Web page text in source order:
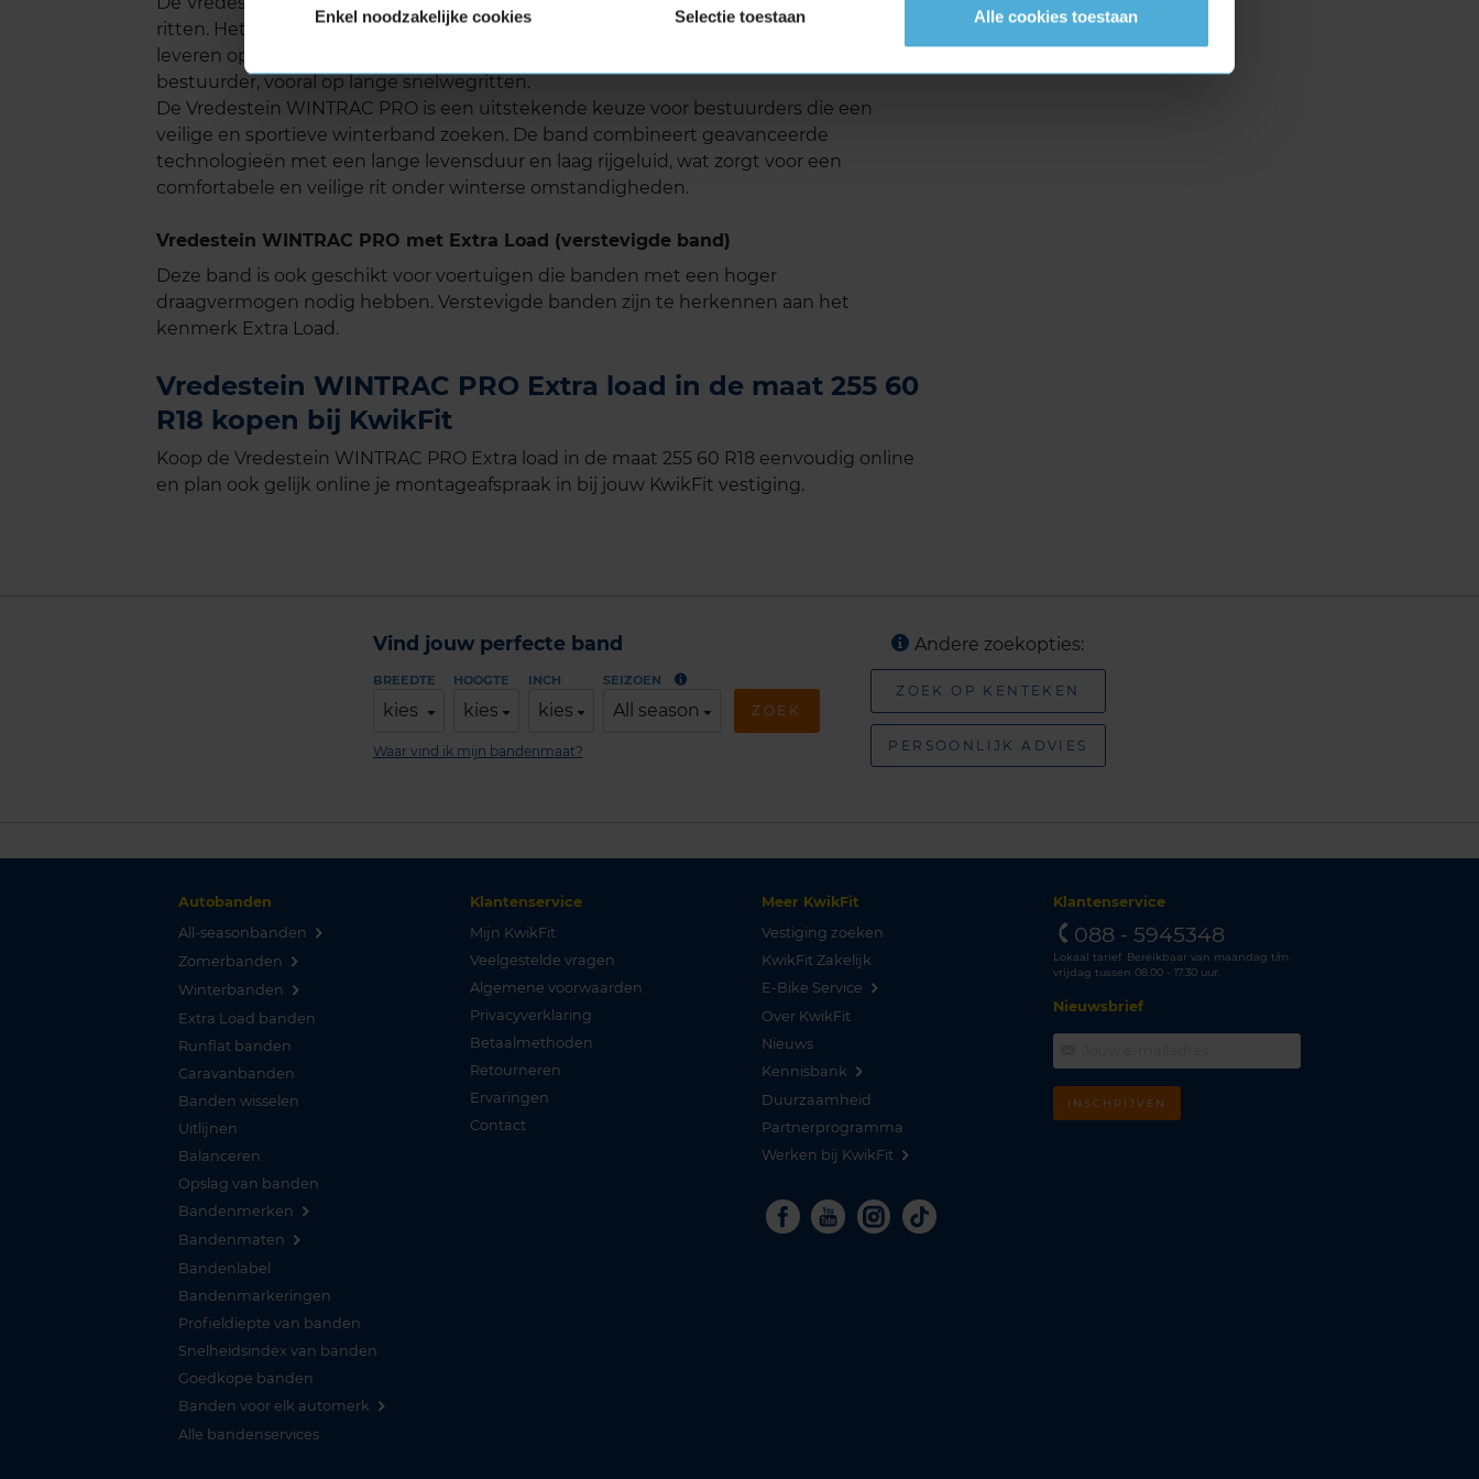
Enkel noodzakelijke cookies Selectie toestaan Alle cookies toestaan
ritten. Het profielontwerp is geoptimaliseerd om rijgeluid te verminderen, zonder in te
leveren op grip of veiligheid. Dit lage geluidsniveau draagt bij aan het comfort van de
bestuurder, vooral op lange snelwegritten.
De Vredestein WINTRAC PRO is een uitstekende keuze voor bestuurders die een
veilige en sportieve winterband zoeken. De band combineert geavanceerde
technologieën met een lange levensduur en laag rijgeluid, wat zorgt voor een
comfortabele en veilige rit onder winterse omstandigheden.
Vredestein WINTRAC PRO met Extra Load (verstevigde band)
Deze band is ook geschikt voor voertuigen die banden met een hoger
draagvermogen nodig hebben. Verstevigde banden zijn te herkennen aan het
kenmerk Extra Load.
Vredestein WINTRAC PRO Extra load in de maat 255 60
R18 kopen bij KwikFit
Koop de Vredestein WINTRAC PRO Extra load in de maat 255 60 R18 eenvoudig online
en plan ook gelijk online je montageafspraak in bij jouw KwikFit vestiging.
Vind jouw perfecte band
BREEDTE
kies
HOOGTE
kies
INCH
kies
SEIZOEN
All season ZOEK
Waar vind ik mijn bandenmaat?
Andere zoekopties:
ZOEK OP KENTEKEN
PERSOONLIJK ADVIES
Autobanden
All-seasonbanden
Zomerbanden
Winterbanden
Extra Load banden
Runflat banden
Caravanbanden
Banden wisselen
Uitlijnen
Balanceren
Opslag van banden
Bandenmerken
Bandenmaten
Bandenlabel
Bandenmarkeringen
Profieldiepte van banden
Snelheidsindex van banden
Goedkope banden
Banden voor elk automerk
Alle bandenservices
Klantenservice
Mijn KwikFit
Veelgestelde vragen
Algemene voorwaarden
Privacyverklaring
Betaalmethoden
Retourneren
Ervaringen
Contact
Meer KwikFit
Vestiging zoeken
KwikFit Zakelijk
E-Bike Service
Over KwikFit
Nieuws
Kennisbank
Duurzaamheid
Partnerprogramma
Werken bij KwikFit
Facebook
YoutubeInstagram
Tiktok
Klantenservice
088 - 5945348
Lokaal tarief. Bereikbaar van maandag t/m
vrijdag tussen 08.00 - 17.30 uur.
Nieuwsbrief
INSCHRIJVEN